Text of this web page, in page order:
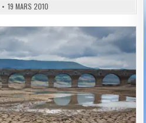
19 MARS 2010